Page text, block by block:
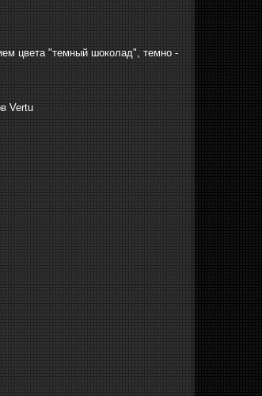
цвета "темный шоколад", темно -
Vertu